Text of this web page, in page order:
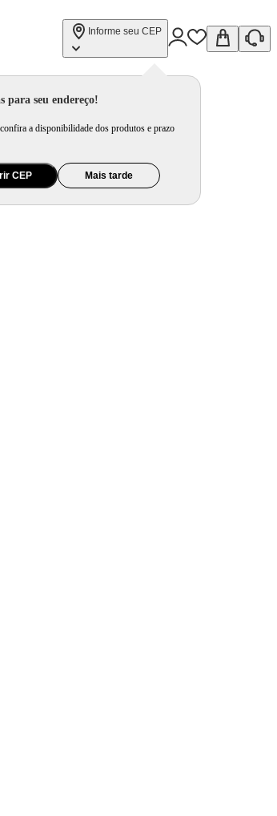
Informe seu CEP
para seu endereço!
a disponibilidade dos produtos e prazo
CEP Mais tarde